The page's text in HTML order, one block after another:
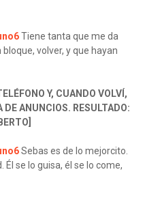
Tiene tanta que me da
volver, y que hayan
Y, CUANDO VOLVÍ,
ANUNCIOS. RESULTADO:
Sebas es de lo mejorcito.
Él se lo guisa, él se lo come,